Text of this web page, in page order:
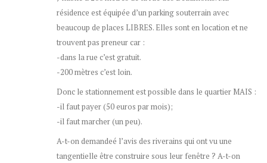
résidence est équipée d’un parking souterrain avec
beaucoup de places LIBRES. Elles sont en location et ne
trouvent pas preneur car :
-dans la rue c’est gratuit.
-200 mètres c’est loin.
Donc le stationnement est possible dans le quartier MAIS :
-il faut payer (50 euros par mois);
-il faut marcher (un peu).
A-t-on demandeé l’avis des riverains qui ont vu une
tangentielle être construire sous leur fenêtre ? A-t-on